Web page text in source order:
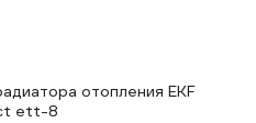
отопления EKF
ett-8